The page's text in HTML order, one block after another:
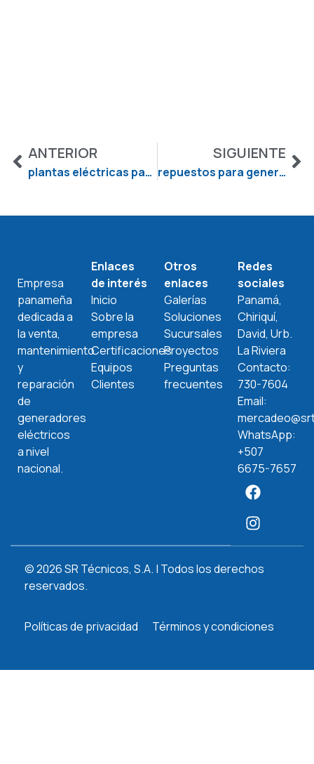
ANTERIOR
plantas eléctricas panama
SIGUIENTE
repuestos para generadores eléctricos
Empresa
panameña
dedicada a
la venta,
mantenimiento
y
reparación
de
generadores
eléctricos
a nivel
nacional.
Enlaces
de interés
Inicio
Sobre la
empresa
Certificaciones
Equipos
Clientes
Otros
enlaces
Galerías
Soluciones
Sucursales
Proyectos
Preguntas
frecuentes
Redes
sociales
Panamá,
Chiriquí,
David, Urb.
La Riviera
Contacto:
730-7604
Email:
WhatsApp:
+507
6675-7657
© 2026 SR Técnicos, S.A. | Todos los derechos
reservados.
Políticas de privacidad Términos y condiciones